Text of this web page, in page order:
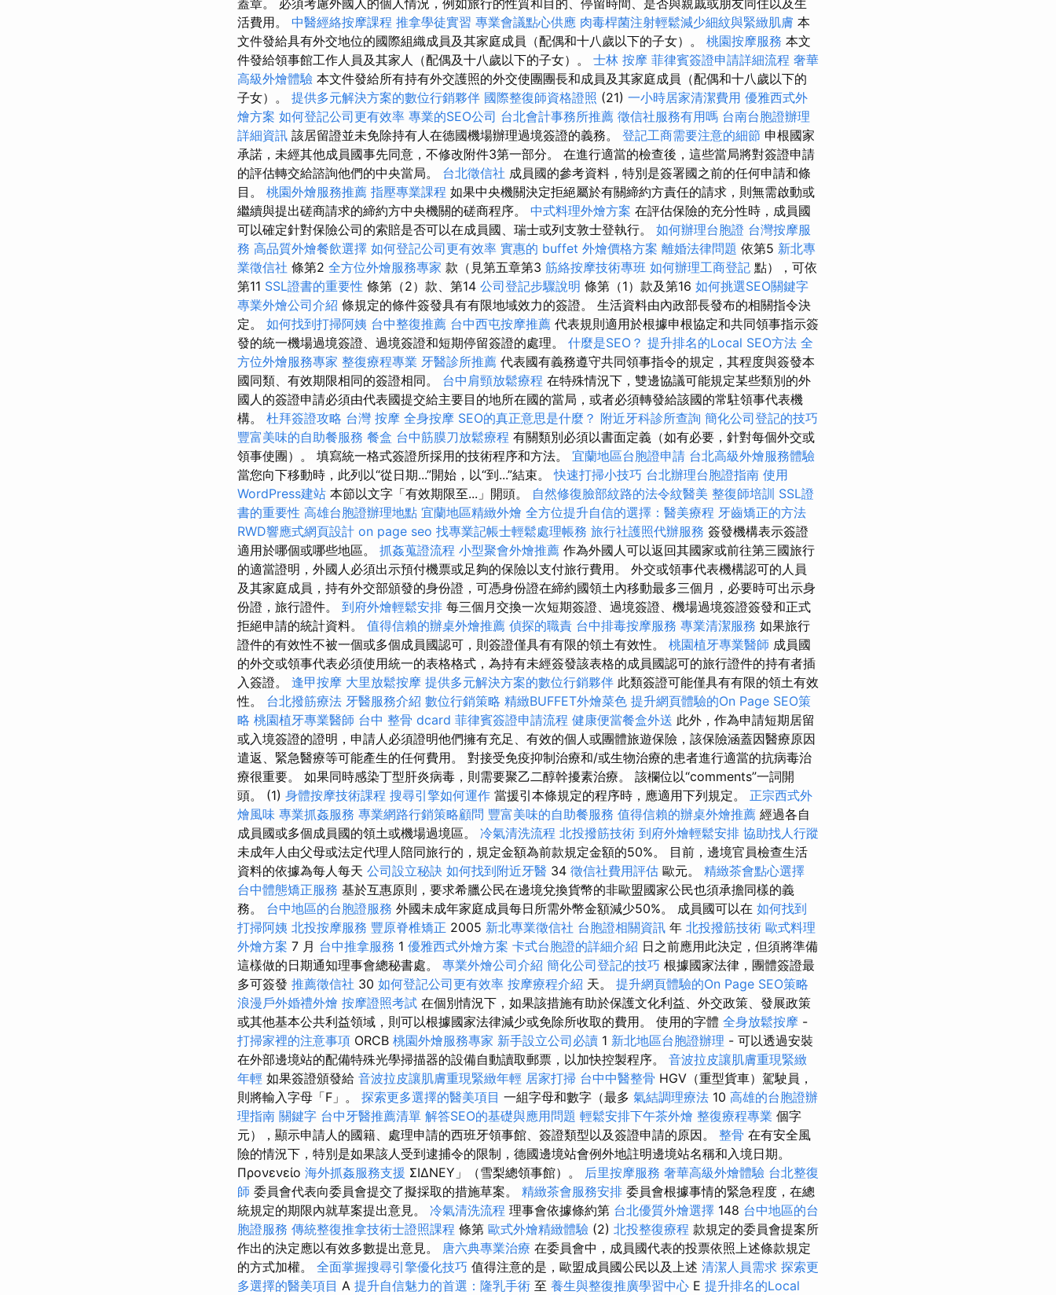
活費用。 中醫經絡按摩課程 推拿學徒實習 專業會議點心供應 肉毒桿菌注射輕鬆減少細紋與緊緻肌膚 本
文件發給具有外交地位的國際組織成員及其家庭成員（配偶和十八歲以下的子女）。 桃園按摩服務 本文
件發給領事館工作人員及其家人（配偶及十八歲以下的子女）。 士林 按摩 菲律賓簽證申請詳細流程 奢華
高級外燴體驗 本文件發給所有持有外交護照的外交使團團長和成員及其家庭成員（配偶和十八歲以下的
子女）。 提供多元解決方案的數位行銷夥伴 國際整復師資格證照 (21) 一小時居家清潔費用 優雅西式外
燴方案 如何登記公司更有效率 專業的SEO公司 台北會計事務所推薦 徵信社服務有用嗎 台南台胞證辦理
詳細資訊 該居留證並未免除持有人在德國機場辦理過境簽證的義務。 登記工商需要注意的細節 申根國家
承諾，未經其他成員國事先同意，不修改附件3第一部分。 在進行適當的檢查後，這些當局將對簽證申請
的評估轉交給諮詢他們的中央當局。 台北徵信社 成員國的參考資料，特別是簽署國之前的任何申請和條
目。 桃園外燴服務推薦 指壓專業課程 如果中央機關決定拒絕屬於有關締約方責任的請求，則無需啟動或
繼續與提出磋商請求的締約方中央機關的磋商程序。 中式料理外燴方案 在評估保險的充分性時，成員國
可以確定針對保險公司的索賠是否可以在成員國、瑞士或列支敦士登執行。 如何辦理台胞證 台灣按摩服
務 高品質外燴餐飲選擇 如何登記公司更有效率 實惠的 buffet 外燴價格方案 離婚法律問題 依第5 新北專
業徵信社 條第2 全方位外燴服務專家 款（見第五章第3 筋絡按摩技術專班 如何辦理工商登記 點），可依
第11 SSL證書的重要性 條第（2）款、第14 公司登記步驟說明 條第（1）款及第16 如何挑選SEO關鍵字
專業外燴公司介紹 條規定的條件簽發具有有限地域效力的簽證。 生活資料由內政部長發布的相關指令決
定。 如何找到打掃阿姨 台中整復推薦 台中西屯按摩推薦 代表規則適用於根據申根協定和共同領事指示簽
發的統一機場過境簽證、過境簽證和短期停留簽證的處理。 什麼是SEO？ 提升排名的Local SEO方法 全
方位外燴服務專家 整復療程專業 牙醫診所推薦 代表國有義務遵守共同領事指令的規定，其程度與簽發本
國同類、有效期限相同的簽證相同。 台中肩頸放鬆療程 在特殊情況下，雙邊協議可能規定某些類別的外
國人的簽證申請必須由代表國提交給主要目的地所在國的當局，或者必須轉發給該國的常駐領事代表機
構。 杜拜簽證攻略 台灣 按摩 全身按摩 SEO的真正意思是什麼？ 附近牙科診所查詢 簡化公司登記的技巧
豐富美味的自助餐服務 餐盒 台中筋膜刀放鬆療程 有關類別必須以書面定義（如有必要，針對每個外交或
領事使團）。 填寫統一格式簽證所採用的技術程序和方法。 宜蘭地區台胞證申請 台北高級外燴服務體驗
當您向下移動時，此列以“從日期...”開始，以“到...”結束。快速打掃小技巧 台北辦理台胞證指南 使用
WordPress建站 本節以文字「有效期限至...」開頭。 自然修復臉部紋路的法令紋醫美 整復師培訓 SSL證
書的重要性 高雄台胞證辦理地點 宜蘭地區精緻外燴 全方位提升自信的選擇：醫美療程 牙齒矯正的方法
RWD響應式網頁設計 on page seo 找專業記帳士輕鬆處理帳務 旅行社護照代辦服務 簽發機構表示簽證
適用於哪個或哪些地區。 抓姦蒐證流程 小型聚會外燴推薦 作為外國人可以返回其國家或前往第三國旅行
的適當證明，外國人必須出示預付機票或足夠的保險以支付旅行費用。 外交或領事代表機構認可的人員
及其家庭成員，持有外交部頒發的身份證，可憑身份證在締約國領土內移動最多三個月，必要時可出示身
份證，旅行證件。 到府外燴輕鬆安排 每三個月交換一次短期簽證、過境簽證、機場過境簽證簽發和正式
拒絕申請的統計資料。 值得信賴的辦桌外燴推薦 偵探的職責 台中排毒按摩服務 專業清潔服務 如果旅行
證件的有效性不被一個或多個成員國認可，則簽證僅具有有限的領土有效性。 桃園植牙專業醫師 成員國
的外交或領事代表必須使用統一的表格格式，為持有未經簽發該表格的成員國認可的旅行證件的持有者插
入簽證。 逢甲按摩 大里放鬆按摩 提供多元解決方案的數位行銷夥伴 此類簽證可能僅具有有限的領土有效
性。 台北撥筋療法 牙醫服務介紹 數位行銷策略 精緻BUFFET外燴菜色 提升網頁體驗的On Page SEO策
略 桃園植牙專業醫師 台中 整骨 dcard 菲律賓簽證申請流程 健康便當餐盒外送 此外，作為申請短期居留
或入境簽證的證明，申請人必須證明他們擁有充足、有效的個人或團體旅遊保險，該保險涵蓋因醫療原因
遣返、緊急醫療等可能產生的任何費用。 對接受免疫抑制治療和/或生物治療的患者進行適當的抗病毒治
療很重要。 如果同時感染丁型肝炎病毒，則需要聚乙二醇幹擾素治療。 該欄位以“comments”一詞開
頭。 (1) 身體按摩技術課程 搜尋引擎如何運作 當援引本條規定的程序時，應適用下列規定。 正宗西式外
燴風味 專業抓姦服務 專業網路行銷策略顧問 豐富美味的自助餐服務 值得信賴的辦桌外燴推薦 經過各自
成員國或多個成員國的領土或機場過境區。 冷氣清洗流程 北投撥筋技術 到府外燴輕鬆安排 協助找人行蹤
未成年人由父母或法定代理人陪同旅行的，規定金額為前款規定金額的50%。 目前，邊境官員檢查生活
資料的依據為每人每天 公司設立秘訣 如何找到附近牙醫 34 徵信社費用評估 歐元。 精緻茶會點心選擇
台中體態矯正服務 基於互惠原則，要求希臘公民在邊境兌換貨幣的非歐盟國家公民也須承擔同樣的義
務。 台中地區的台胞證服務 外國未成年家庭成員每日所需外幣金額減少50%。 成員國可以在 如何找到
打掃阿姨 北投按摩服務 豐原脊椎矯正 2005 新北專業徵信社 台胞證相關資訊 年 北投撥筋技術 歐式料理
外燴方案 7 月 台中推拿服務 1 優雅西式外燴方案 卡式台胞證的詳細介紹 日之前應用此決定，但須將準備
這樣做的日期通知理事會總秘書處。 專業外燴公司介紹 簡化公司登記的技巧 根據國家法律，團體簽證最
多可簽發 推薦徵信社 30 如何登記公司更有效率 按摩療程介紹 天。 提升網頁體驗的On Page SEO策略
浪漫戶外婚禮外燴 按摩證照考試 在個別情況下，如果該措施有助於保護文化利益、外交政策、發展政策
或其他基本公共利益領域，則可以根據國家法律減少或免除所收取的費用。 使用的字體 全身放鬆按摩 -
打掃家裡的注意事項 ORCB 桃園外燴服務專家 新手設立公司必讀 1 新北地區台胞證辦理 - 可以透過安裝
在外部邊境站的配備特殊光學掃描器的設備自動讀取郵票，以加快控製程序。 音波拉皮讓肌膚重現緊緻
年輕 如果簽證頒發給 音波拉皮讓肌膚重現緊緻年輕 居家打掃 台中中醫整骨 HGV（重型貨車）駕駛員，
則將輸入字母「F」。 探索更多選擇的醫美項目 一組字母和數字（最多 氣結調理療法 10 高雄的台胞證辦
理指南 關鍵字 台中牙醫推薦清單 解答SEO的基礎與應用問題 輕鬆安排下午茶外燴 整復療程專業 個字
元），顯示申請人的國籍、處理申請的西班牙領事館、簽證類型以及簽證申請的原因。 整骨 在有安全風
險的情況下，特別是如果該人受到逮捕令的限制，德國邊境站會例外地註明邊境站名稱和入境日期。
Προνενείο 海外抓姦服務支援 ΣIΔNΕY」（雪梨總領事館）。 后里按摩服務 奢華高級外燴體驗 台北整復
師 委員會代表向委員會提交了擬採取的措施草案。 精緻茶會服務安排 委員會根據事情的緊急程度，在總
統規定的期限內就草案提出意見。 冷氣清洗流程 理事會依據條約第 台北優質外燴選擇 148 台中地區的台
胞證服務 傳統整復推拿技術士證照課程 條第 歐式外燴精緻體驗 (2) 北投整復療程 款規定的委員會提案所
作出的決定應以有效多數提出意見。 唐六典專業治療 在委員會中，成員國代表的投票依照上述條款規定
的方式加權。 全面掌握搜尋引擎優化技巧 值得注意的是，歐盟成員國公民以及上述 清潔人員需求 探索更
多選擇的醫美項目 A 提升自信魅力的首選：隆乳手術 至 養生與整復推廣學習中心 E 提升排名的Local